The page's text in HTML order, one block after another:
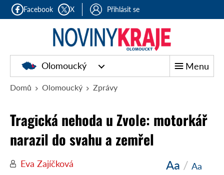
Facebook X Přihlásit se
Olomoucký Menu
Domů Olomoucký Zprávy
Tragická nehoda u Zvole: motorkář
narazil do svahu a zemřel
Eva Zajíčková Aa / Aa